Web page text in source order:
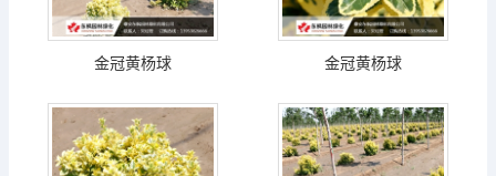
金冠黄杨球 金冠黄杨球